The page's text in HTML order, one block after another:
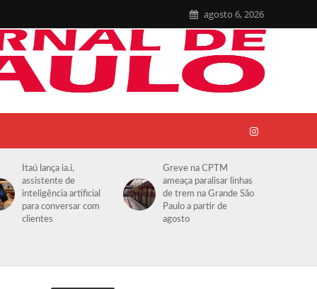
agosto 6, 2026
Itaú lança ia.i,
assistente de
inteligência artificial
para conversar com
clientes
Greve na CPTM
ameaça paralisar linhas
de trem na Grande São
Paulo a partir de
agosto